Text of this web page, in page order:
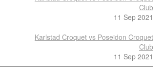
Club
11 Sep 2021
Karlstad Croquet vs Poseidon Croquet
Club
11 Sep 2021